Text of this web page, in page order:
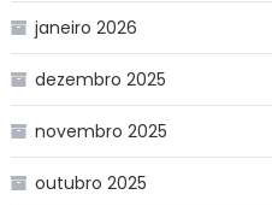
janeiro 2026
dezembro 2025
novembro 2025
outubro 2025